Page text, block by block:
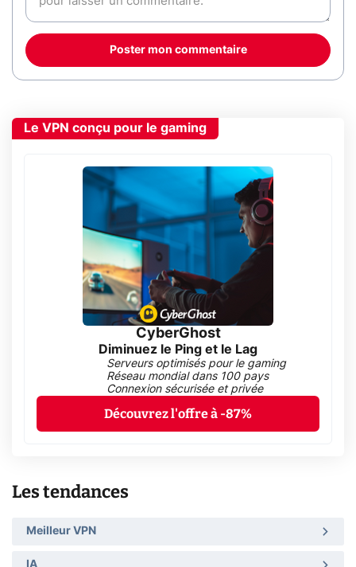
Poster mon commentaire
Le VPN conçu pour le gaming
CyberGhost
Diminuez le Ping et le Lag
Serveurs optimisés pour le gaming
Réseau mondial dans 100 pays
Connexion sécurisée et privée
Découvrez l'offre à -87%
Les tendances
Meilleur VPN
IA